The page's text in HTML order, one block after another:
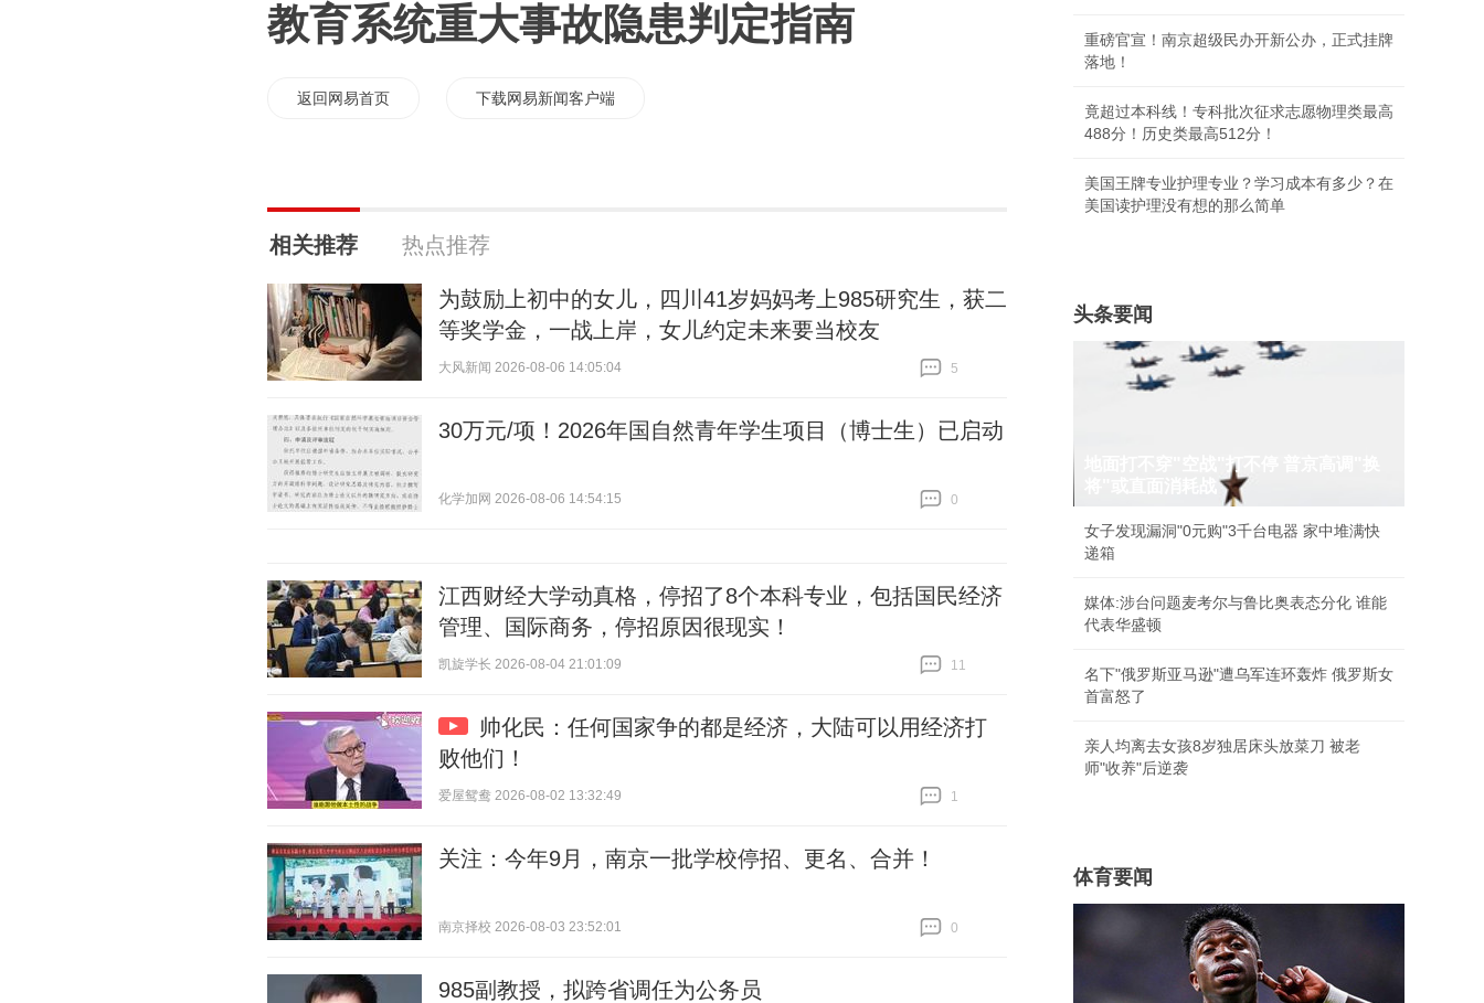
教育系统重大事故隐患判定指南
返回网易首页 下载网易新闻客户端
相关推荐 热点推荐
为鼓励上初中的女儿，四川41岁妈妈考上985研究生，获二
等奖学金，一战上岸，女儿约定未来要当校友
大风新闻 2026-08-06 14:05:04
5
30万元/项！2026年国自然青年学生项目（博士生）已启动
化学加网 2026-08-06 14:54:15
0
江西财经大学动真格，停招了8个本科专业，包括国民经济
管理、国际商务，停招原因很现实！
凯旋学长 2026-08-04 21:01:09
11
帅化民：任何国家争的都是经济，大陆可以用经济打
败他们！
爱屋鸳鸯 2026-08-02 13:32:49
1
关注：今年9月，南京一批学校停招、更名、合并！
南京择校 2026-08-03 23:52:01
0
985副教授，拟跨省调任为公务员
重磅官宣！南京超级民办开新公办，正式挂牌
落地！
竟超过本科线！专科批次征求志愿物理类最高
488分！历史类最高512分！
美国王牌专业护理专业？学习成本有多少？在
美国读护理没有想的那么简单
头条要闻
地面打不穿"空战"打不停 普京高调"换
女子发现漏洞"0元购"3千台电器 家中堆满快
递箱
媒体:涉台问题麦考尔与鲁比奥表态分化 谁能
代表华盛顿
名下"俄罗斯亚马逊"遭乌军连环轰炸 俄罗斯女
首富怒了
亲人均离去女孩8岁独居床头放菜刀 被老
师"收养"后逆袭
体育要闻